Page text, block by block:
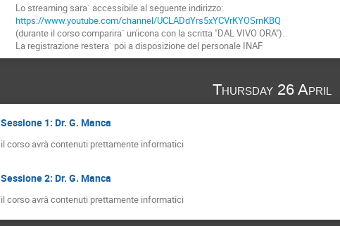
Lo streaming sara` accessibile al seguente indirizzo:
https://www.youtube.com/channel/UCLADdYrs5xYCVrKYOSrnKBQ
(durante il corso comparira` un'icona con la scritta "DAL VIVO ORA").
La registrazione restera` poi a disposizione del personale INAF
Thursday 26 April
Sessione 1: Dr. G. Manca
il corso avrà contenuti prettamente informatici
Sessione 2: Dr. G. Manca
il corso avrà contenuti prettamente informatici